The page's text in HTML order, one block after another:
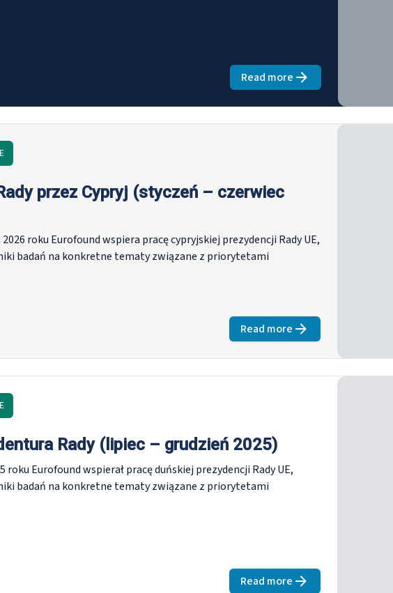
Read more
about Irlandzka
przez Cypryj (styczeń – czerwiec
roku Eurofound wspiera pracę cypryjskiej prezydencji Rady UE,
badań na konkretne tematy związane z priorytetami
Read more
about Prezydentura
Rady (lipiec – grudzień 2025)
roku Eurofound wspierał pracę duńskiej prezydencji Rady UE,
badań na konkretne tematy związane z priorytetami
Read more
about Duńskie